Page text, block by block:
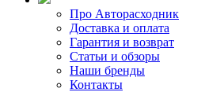
Про Авторасходник
Доставка и оплата
Гарантия и возврат
Статьи и обзоры
Наши бренды
Контакты